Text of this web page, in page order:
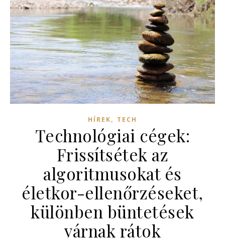
HÍREK, TECH
Technológiai cégek:
Frissítsétek az
algoritmusokat és
életkor-ellenőrzéseket,
különben büntetések
várnak rátok